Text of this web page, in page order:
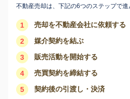
不動産売却は、下記の6つのステップで進
1 売却を不動産会社に依頼する
2 媒介契約を結ぶ
3 販売活動を開始する
4 売買契約を締結する
5 契約後の引渡し・決済